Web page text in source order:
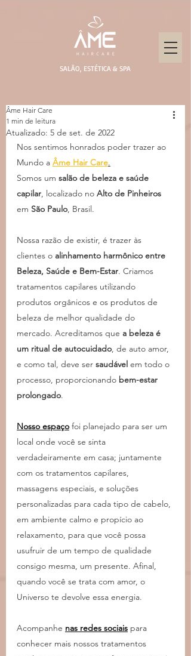
SALÃO, ESTÉTICA & SPA
Âme Hair Care
1 min de leitura
Atualizado: 5 de set. de 2022
Nos sentimos honrados poder trazer ao
Mundo a Âme Hair Care.
Somos um salão de beleza e saúde
capilar, localizado no Alto de Pinheiros
em São Paulo, Brasil.
Nossa razão de existir, é trazer às
clientes o alinhamento harmônico entre
Beleza, Saúde e Bem-Estar. Criamos
tratamentos capilares utilizando
produtos orgânicos e os produtos de
beleza de melhor qualidade do
mercado. Acreditamos que a beleza é
um ritual de autocuidado, de auto amor,
e como tal, deve ser saudável em todo o
processo, proporcionando bem-estar
prolongado.
Nosso espaço foi planejado para ser um
local onde você se sinta
verdadeiramente em casa; juntamente
com os tratamentos capilares,
massagens especiais, e soluções
personalizadas para cada tipo de cabelo,
em ambiente calmo e propício ao
relaxamento, para que você possa
usufruir de um tempo de qualidade
consigo mesma, um presente. Afinal,
quando você se trata com amor, o
Universo te devolve essa energia.
Acompanhe nas redes sociais para
conhecer mais nossos tratamentos